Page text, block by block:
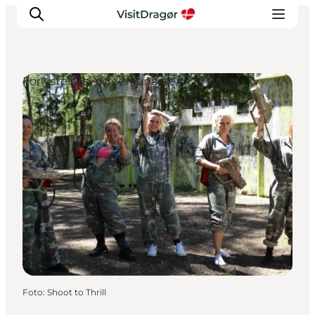
Oplev
Kultur & Historie
Byliv & Mad
Natur & Friluftsliv
For børn
Praktisk
Forlystelses- og temaparker
Foto: Shoot to Thrill